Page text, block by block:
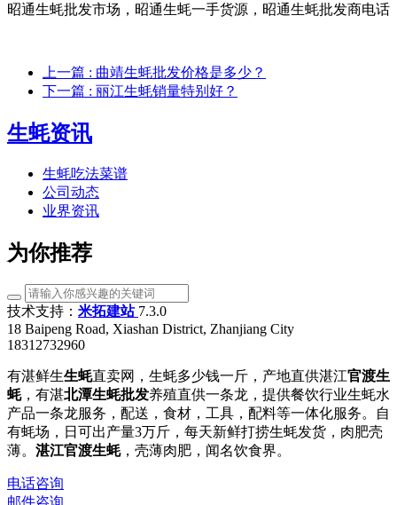
昭通生蚝批发市场，昭通生蚝一手货源，昭通生蚝批发商电话
上一篇 : 曲靖生蚝批发价格是多少？
下一篇 : 丽江生蚝销量特别好？
生蚝资讯
生蚝吃法菜谱
公司动态
业界资讯
为你推荐
技术支持： 米拓建站 7.3.0
18 Baipeng Road, Xiashan District, Zhanjiang City
18312732960
有湛鲜生生蚝直卖网，生蚝多少钱一斤，产地直供湛江官渡生
蚝，有湛北潭生蚝批发养殖直供一条龙，提供餐饮行业生蚝水
产品一条龙服务，配送，食材，工具，配料等一体化服务。自
有蚝场，日可出产量3万斤，每天新鲜打捞生蚝发货，肉肥壳
薄。 湛江官渡生蚝，壳薄肉肥，闻名饮食界。
电话咨询